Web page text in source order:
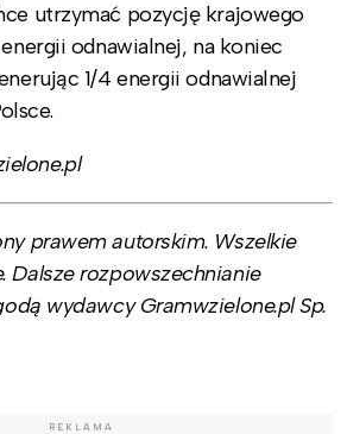
utrzymać pozycję krajowego
odnawialnej, na koniec
1/4 energii odnawialnej
prawem autorskim. Wszelkie
Dalsze rozpowszechnianie
wydawcy Gramwzielone.pl Sp.
REKLAMA